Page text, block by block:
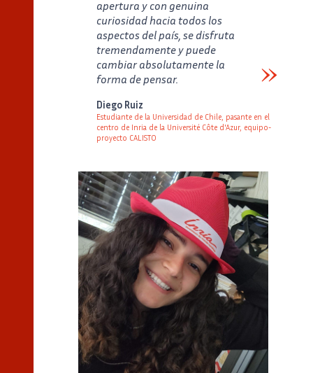
apertura y con genuina
curiosidad hacia todos los
aspectos del país, se disfruta
tremendamente y puede
cambiar absolutamente la
forma de pensar.
Diego Ruiz
Estudiante de la Universidad de Chile, pasante en el
centro de Inria de la Université Côte d'Azur, equipo-
proyecto CALISTO